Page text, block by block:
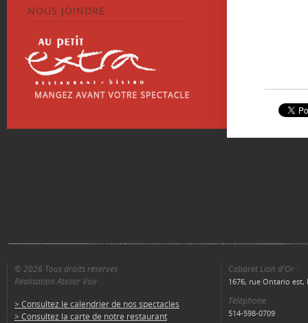
NOUS JOINDRE
© 2026 Tous droits réservés
Réalisation Atelier Voir
> Consultez le calendrier de nos spectacles
> Consultez la carte de notre restaurant
Cabaret Lion d'Or :
1676, rue Ontario est,
Téléphone
514-598-0709